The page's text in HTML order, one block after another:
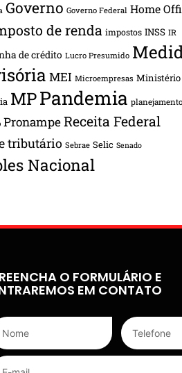
Governo Governo Federal Home
de renda impostos INSS IR
de crédito Lucro Presumido
MEI Microempresas Ministério
MPPandemia planejamento
PronampeReceita Federal
tributário Sebrae Selic Senado
Nacional
O FORMULÁRIO E
EM CONTATO